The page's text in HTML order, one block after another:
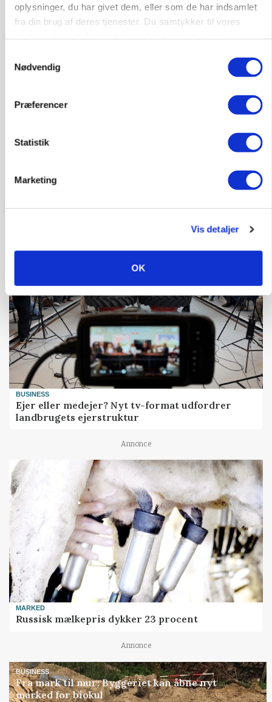
oplysninger, du har givet dem, eller som de har indsamlet
fra din brug af deres tjenester. Du samtykker til vores
Nødvendig
Præferencer
Statistik
Marketing
Vis detaljer
OK
MARKEDSFOKUS
Prisgab på 20 kroner pr. kg vokser: Polsk kylling
BUSINESS
Ejer eller medejer? Nyt tv-format udfordrer
landbrugets ejerstruktur
Annonce
MARKED
Russisk mælkepris dykker 23 procent
Annonce
BUSINESS
Fra mark til mur: Byggeriet kan åbne nyt
marked for biokul